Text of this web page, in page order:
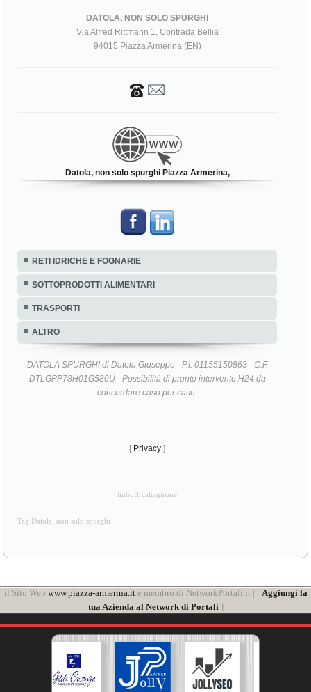
DATOLA, NON SOLO SPURGHI
Via Alfred Rittmann 1, Contrada Bellia
94015 Piazza Armerina (EN)
Datola, non solo spurghi Piazza Armerina,
RETI IDRICHE E FOGNARIE
SOTTOPRODOTTI ALIMENTARI
TRASPORTI
ALTRO
DATOLA SPURGHI di Datola Giuseppe - P.I. 01155150863 - C.F.
DTLGPP78H01G580U - Possibilità di pronto intervento H24 da
concordare caso per caso.
[ Privacy ]
imhoff caltagirone
Tag Datola, non solo spurghi
il Sito Web www.piazza-armerina.itè membro di NetworkPortali.it | [ Aggiungi la
tua Azienda al Network di Portali ]